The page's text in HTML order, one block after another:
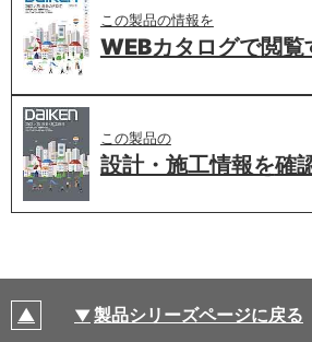
この製品の情報を
WEBカタログで閲覧
この製品の
設計・施工情報を確
製品シリーズページに戻る